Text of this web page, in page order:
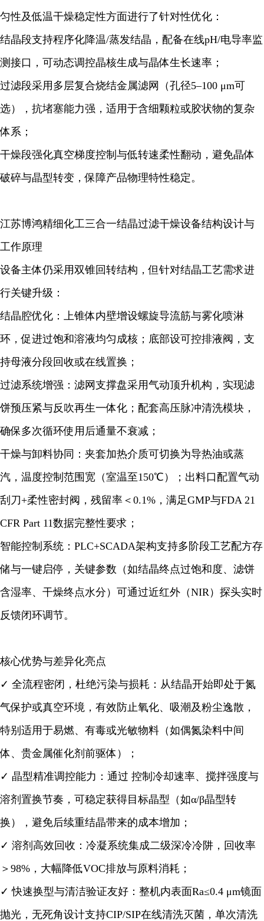
匀性及低温干燥稳定性方面进行了针对性优化：
结晶段支持程序化降温/蒸发结晶，配备在线pH/电导率监
测接口，可动态调控晶核生成与晶体生长速率；
过滤段采用多层复合烧结金属滤网（孔径5–100 μm可
选），抗堵塞能力强，适用于含细颗粒或胶状物的复杂
体系；
干燥段强化真空梯度控制与低转速柔性翻动，避免晶体
破碎与晶型转变，保障产品物理特性稳定。
江苏博鸿精细化工三合一结晶过滤干燥设备结构设计与
工作原理
设备主体仍采用双锥回转结构，但针对结晶工艺需求进
行关键升级：
结晶腔优化：上锥体内壁增设螺旋导流筋与雾化喷淋
环，促进过饱和溶液均匀成核；底部设可控排液阀，支
持母液分段回收或在线置换；
过滤系统增强：滤网支撑盘采用气动顶升机构，实现滤
饼预压紧与反吹再生一体化；配套高压脉冲清洗模块，
确保多次循环使用后通量不衰减；
干燥与卸料协同：夹套加热介质可切换为导热油或蒸
汽，温度控制范围宽（室温至150℃）；出料口配置气动
刮刀+柔性密封阀，残留率＜0.1%，满足GMP与FDA 21
CFR Part 11数据完整性要求；
智能控制系统：PLC+SCADA架构支持多阶段工艺配方存
储与一键启停，关键参数（如结晶终点过饱和度、滤饼
含湿率、干燥终点水分）可通过近红外（NIR）探头实时
反馈闭环调节。
核心优势与差异化亮点
✓ 全流程密闭，杜绝污染与损耗：从结晶开始即处于氮
气保护或真空环境，有效防止氧化、吸潮及粉尘逸散，
特别适用于易燃、有毒或光敏物料（如偶氮染料中间
体、贵金属催化剂前驱体）；
✓ 晶型精准调控能力：通过 控制冷却速率、搅拌强度与
溶剂置换节奏，可稳定获得目标晶型（如α/β晶型转
换），避免后续重结晶带来的成本增加；
✓ 溶剂高效回收：冷凝系统集成二级深冷冷阱，回收率
＞98%，大幅降低VOC排放与原料消耗；
✓ 快速换型与清洁验证友好：整机内表面Ra≤0.4 μm镜面
抛光，无死角设计支持CIP/SIP在线清洗灭菌，单次清洗